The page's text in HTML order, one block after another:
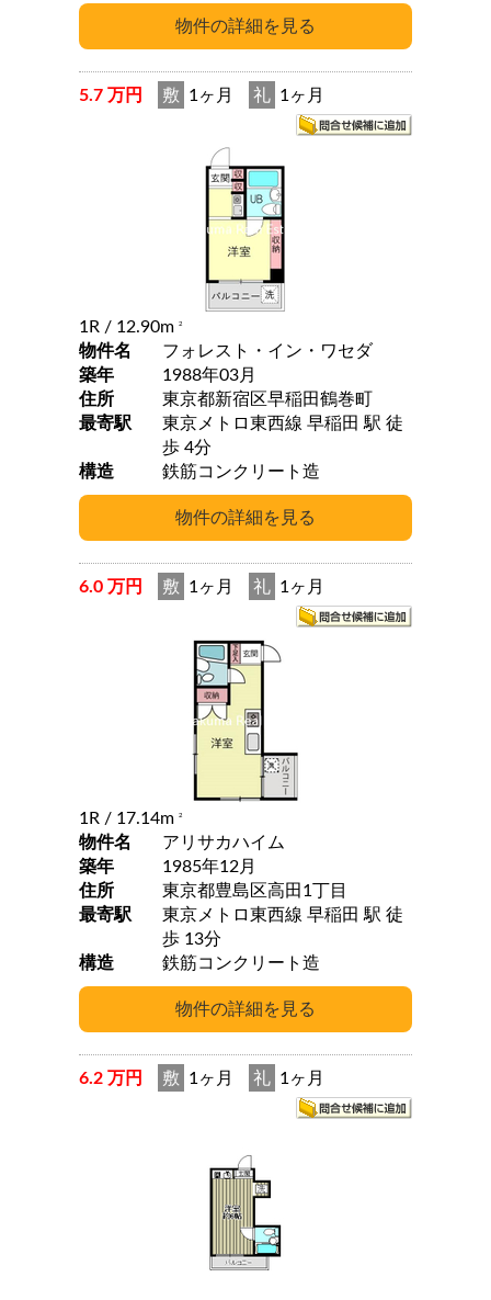
5.7 万円 敷 1ヶ月 礼 1ヶ月
1R / 12.90m 2
物件名
フォレスト・イン・ワセダ
築年
1988年03月
住所
東京都新宿区早稲田鶴巻町
最寄駅
東京メトロ東西線 早稲田 駅 徒
歩 4分
構造
鉄筋コンクリート造
6.0 万円 敷 1ヶ月 礼 1ヶ月
1R / 17.14m 2
物件名
アリサカハイム
築年
1985年12月
住所
東京都豊島区高田1丁目
最寄駅
東京メトロ東西線 早稲田 駅 徒
歩 13分
構造
鉄筋コンクリート造
6.2 万円 敷 1ヶ月 礼 1ヶ月